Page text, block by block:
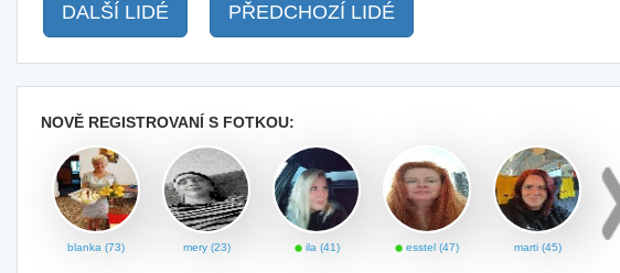
DALŠÍ LIDÉ PŘEDCHOZÍ LIDÉ
NOVĚ REGISTROVANÍ S FOTKOU:
blanka (73) mery (23) ila (41) esstel (47) marti (45)